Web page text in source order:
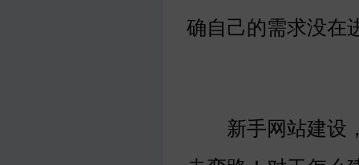
确自己的需求没在
新手网站建设，